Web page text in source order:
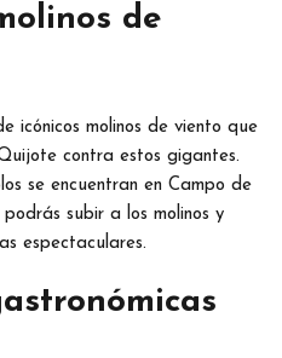
de
icónicos molinos de viento que
contra estos gigantes.
se encuentran en Campo de
subir a los molinos y
espectaculares.